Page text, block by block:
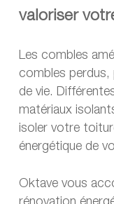
valoriser
Les combles
combles perdus,
de vie.
matériaux
isoler votre
énergétique de
Oktave vous